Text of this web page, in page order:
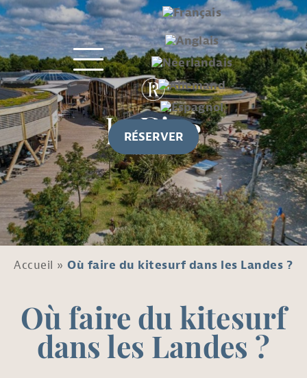
RÉSERVER
Accueil »Où faire du kitesurf dans les Landes ?
Où faire du kitesurf
dans les Landes ?